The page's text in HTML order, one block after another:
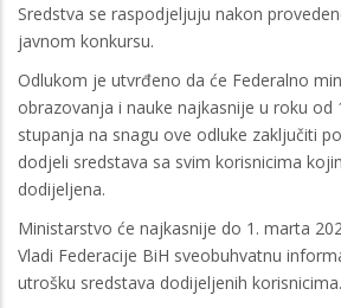
Sredstva se raspodjeljuju nakon
javnom konkursu.
Odlukom je utvrđeno da će Federalno
obrazovanja i nauke najkasnije u roku od
stupanja na snagu ove odluke zaključiti
dodjeli sredstava sa svim korisnicima
dodijeljena.
Ministarstvo će najkasnije do 1. marta
Vladi Federacije BiH sveobuhvatnu
utrošku sredstava dodijeljenih korisnicima.